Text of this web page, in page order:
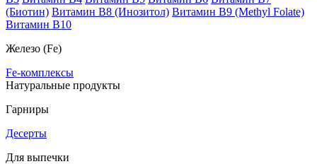
(Биотин) Витамин B8 (Инозитол) Витамин B9 (Methyl Folate)
Витамин В10
Железо (Fe)
Fe-комплексы
Натуральные продукты
Гарниры
Десерты
Для выпечки